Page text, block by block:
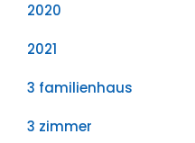
2020
2021
3 familienhaus
3 zimmer